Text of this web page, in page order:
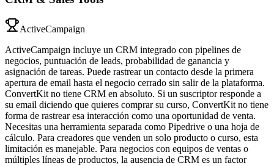
ActiveCampaign
ActiveCampaign incluye un CRM integrado con pipelines de
negocios, puntuación de leads, probabilidad de ganancia y
asignación de tareas. Puede rastrear un contacto desde la primera
apertura de email hasta el negocio cerrado sin salir de la plataforma.
ConvertKit no tiene CRM en absoluto. Si un suscriptor responde a
su email diciendo que quieres comprar su curso, ConvertKit no tiene
forma de rastrear esa interacción como una oportunidad de venta.
Necesitas una herramienta separada como Pipedrive o una hoja de
cálculo. Para creadores que venden un solo producto o curso, esta
limitación es manejable. Para negocios con equipos de ventas o
múltiples líneas de productos, la ausencia de CRM es un factor